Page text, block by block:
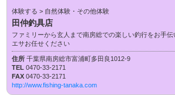
体験する > 自然体験・その他体験
田仲釣具店
ファミリーから玄人まで南房総での楽しい釣行をお手
エサお任せください
住所千葉県南房総市富浦町多田良1012-9
TEL0470-33-2171
FAX0470-33-2171
http://www.fishing-tanaka.com